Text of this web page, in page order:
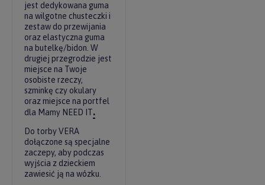
jest dedykowana guma
na wilgotne chusteczki i
zestaw do przewijania
oraz elastyczna guma
na butelkę/bidon. W
drugiej przegrodzie jest
miejsce na Twoje
osobiste rzeczy,
szminkę czy okulary
oraz miejsce na portfel
dla Mamy NEED IT.
Do torby VERA
dołączone są specjalne
zaczepy, aby podczas
wyjścia z dzieckiem
zawiesić ją na wózku.